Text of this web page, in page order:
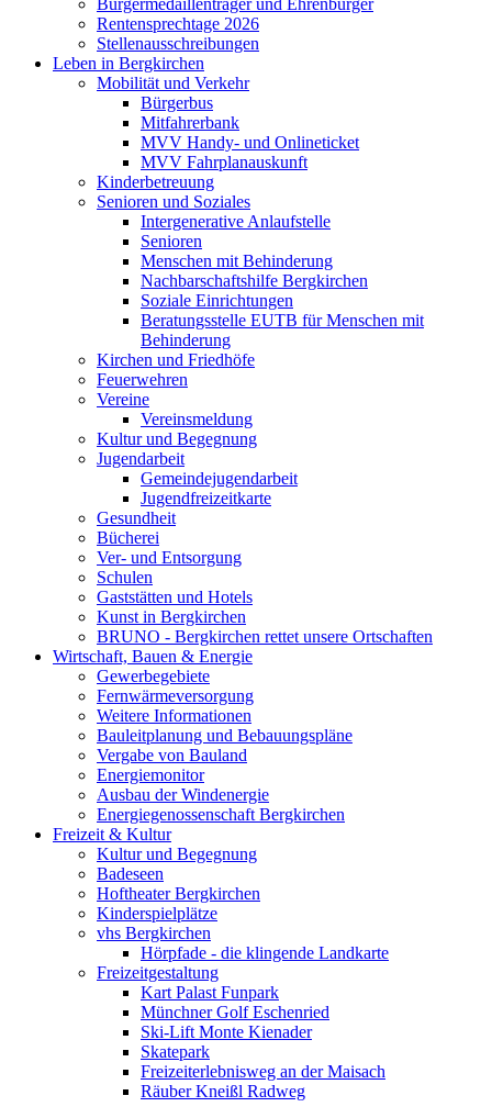
Bürgermedaillenträger und Ehrenbürger
Rentensprechtage 2026
Stellenausschreibungen
Leben in Bergkirchen
Mobilität und Verkehr
Bürgerbus
Mitfahrerbank
MVV Handy- und Onlineticket
MVV Fahrplanauskunft
Kinderbetreuung
Senioren und Soziales
Intergenerative Anlaufstelle
Senioren
Menschen mit Behinderung
Nachbarschaftshilfe Bergkirchen
Soziale Einrichtungen
Beratungsstelle EUTB für Menschen mit
Behinderung
Kirchen und Friedhöfe
Feuerwehren
Vereine
Vereinsmeldung
Kultur und Begegnung
Jugendarbeit
Gemeindejugendarbeit
Jugendfreizeitkarte
Gesundheit
Bücherei
Ver- und Entsorgung
Schulen
Gaststätten und Hotels
Kunst in Bergkirchen
BRUNO - Bergkirchen rettet unsere Ortschaften
Wirtschaft, Bauen & Energie
Gewerbegebiete
Fernwärmeversorgung
Weitere Informationen
Bauleitplanung und Bebauungspläne
Vergabe von Bauland
Energiemonitor
Ausbau der Windenergie
Energiegenossenschaft Bergkirchen
Freizeit & Kultur
Kultur und Begegnung
Badeseen
Hoftheater Bergkirchen
Kinderspielplätze
vhs Bergkirchen
Hörpfade - die klingende Landkarte
Freizeitgestaltung
Kart Palast Funpark
Münchner Golf Eschenried
Ski-Lift Monte Kienader
Skatepark
Freizeiterlebnisweg an der Maisach
Räuber Kneißl Radweg